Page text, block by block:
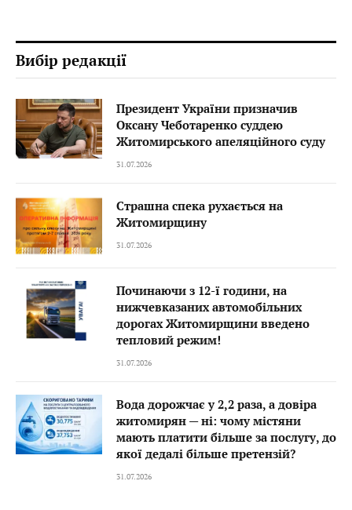
Вибір редакції
Президент України призначив
Оксану Чеботаренко суддею
Житомирського апеляційного суду
31.07.2026
Страшна спека рухається на
Житомирщину
31.07.2026
Починаючи з 12-ї години, на
нижчевказаних автомобільних
дорогах Житомирщини введено
тепловий режим!
31.07.2026
Вода дорожчає у 2,2 раза, а довіра
житомирян — ні: чому містяни
мають платити більше за послугу, до
якої дедалі більше претензій?
31.07.2026